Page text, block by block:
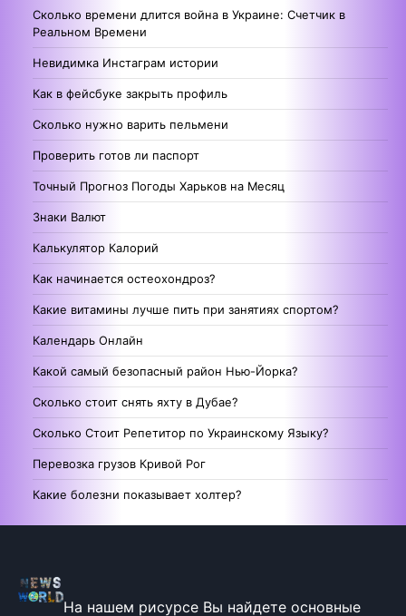
Сколько времени длится война в Украине: Счетчик в
Реальном Времени
Невидимка Инстаграм истории
Как в фейсбуке закрыть профиль
Сколько нужно варить пельмени
Проверить готов ли паспорт
Точный Прогноз Погоды Харьков на Месяц
Знаки Валют
Калькулятор Калорий
Как начинается остеохондроз?
Какие витамины лучше пить при занятиях спортом?
Календарь Онлайн
Какой самый безопасный район Нью-Йорка?
Сколько стоит снять яхту в Дубае?
Сколько Стоит Репетитор по Украинскому Языку?
Перевозка грузов Кривой Рог
Какие болезни показывает холтер?
На нашем рисурсе Вы найдете основные